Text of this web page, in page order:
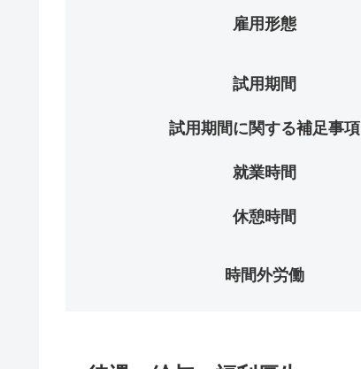
雇用形態
試用期間
試用期間に関する補足事項
就業時間
休憩時間
時間外労働